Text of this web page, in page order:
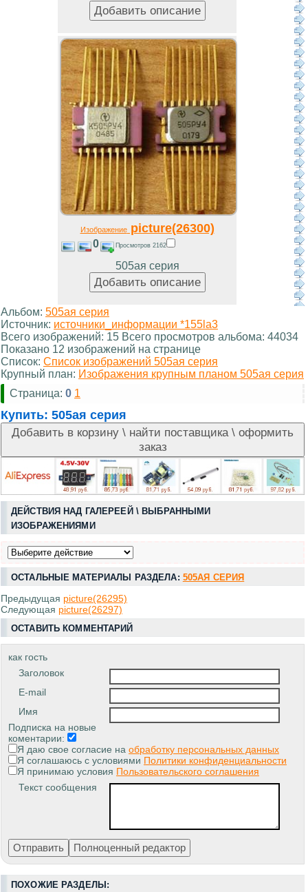
Изображениеpicture(26300)
0 Просмотров 2162
505ая серия
Альбом: 505ая серия
Источник: источники_информации *155la3
Всего изображений: 15 Всего просмотров альбома: 44034
Показано 12 изображений на странице
Список: Список изображений 505ая серия
Крупный план: Изображения крупным планом 505ая серия
Страница: 0 1
Купить: 505ая серия
ДЕЙСТВИЯ НАД ГАЛЕРЕЕЙ \ ВЫБРАННЫМИ
ИЗОБРАЖЕНИЯМИ
ОСТАЛЬНЫЕ МАТЕРИАЛЫ РАЗДЕЛА: 505АЯ СЕРИЯ
Предыдущая picture(26295)
Следующая picture(26297)
ОСТАВИТЬ КОММЕНТАРИЙ
как гость
Заголовок
E-mail
Имя
Подписка на новые
коментарии:
Я даю свое согласие на обработку персональных данных
Я соглашаюсь с условиями Политики конфиденциальности
Я принимаю условия Пользовательского соглашения
Текст сообщения
ПОХОЖИЕ РАЗДЕЛЫ: